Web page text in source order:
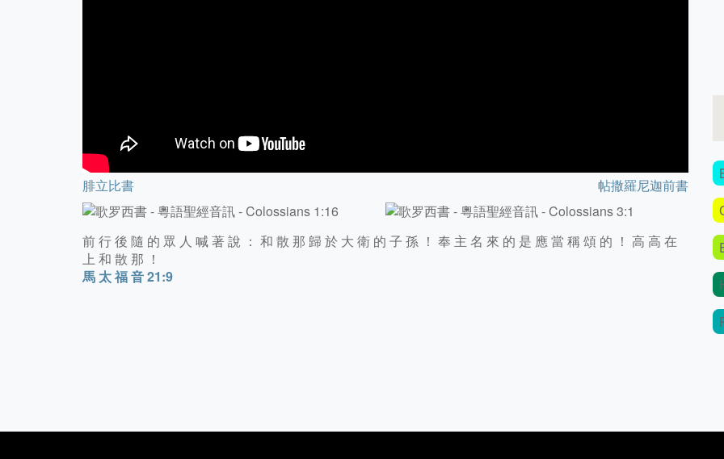
腓立比書 帖撒羅尼迦前書
前 行 後 隨 的 眾 人 喊 著 說 ： 和 散 那 歸 於 大 衛 的 子 孫 ！ 奉 主 名 來 的 是 應 當 稱 頌 的 ！ 高 高 在
上 和 散 那 ！
馬 太 福 音 21:9